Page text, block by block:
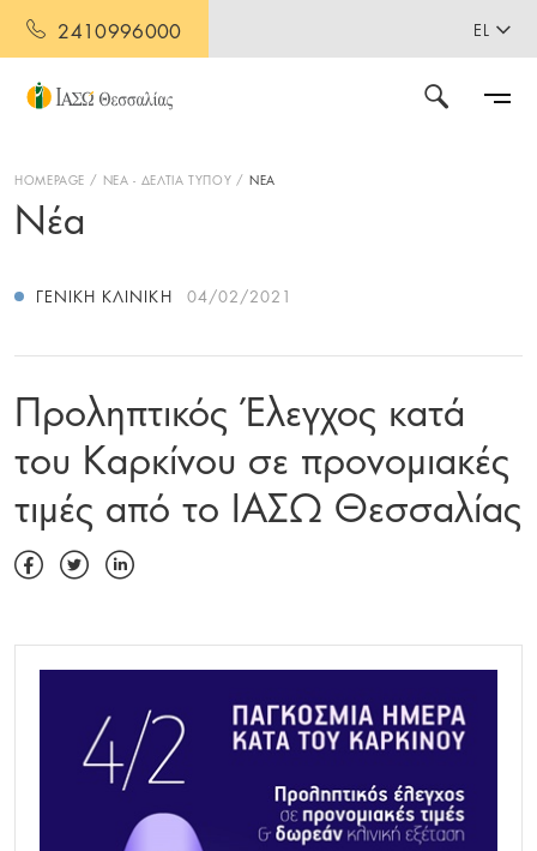
2410996000 EL
HOMEPAGE ΝΕΑ - ΔΕΛΤΙΑ ΤΥΠΟΥ ΝΕΑ
Νέα
ΓΕΝΙΚΉ ΚΛΙΝΙΚΉ 04/02/2021
Προληπτικός Έλεγχος κατά
του Καρκίνου σε προνομιακές
τιμές από το ΙΑΣΩ Θεσσαλίας